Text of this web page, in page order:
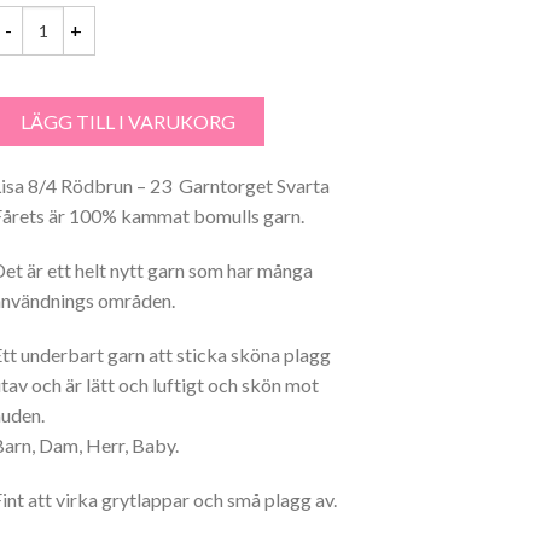
LÄGG TILL I VARUKORG
8/4 Rödbrun – 23 Garntorget Svarta
är 100% kammat bomulls garn.
är ett helt nytt garn som har många
områden.
underbart garn att sticka sköna plagg
och är lätt och luftigt och skön mot
Dam, Herr, Baby.
att virka grytlappar och små plagg av.